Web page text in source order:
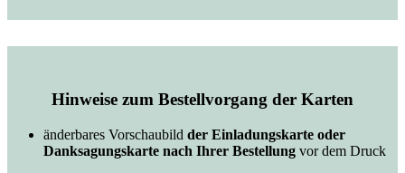
Hinweise zum Bestellvorgang der Karten
änderbares Vorschaubild der Einladungskarte oder
Danksagungskarte nach Ihrer Bestellung vor dem Druck